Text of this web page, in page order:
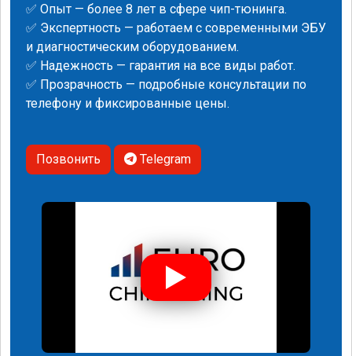
✅ Опыт — более 8 лет в сфере чип-тюнинга.
✅ Экспертность — работаем с современными ЭБУ
и диагностическим оборудованием.
✅ Надежность — гарантия на все виды работ.
✅ Прозрачность — подробные консультации по
телефону и фиксированные цены.
Позвонить Telegram